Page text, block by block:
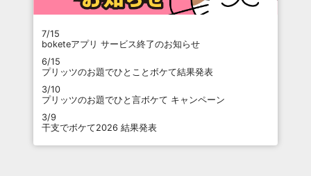
7/15
boketeアプリ サービス終了のお知らせ
6/15
プリッツのお題でひとことボケて結果発表
3/10
プリッツのお題でひと言ボケて キャンペーン
3/9
干支でボケて2026 結果発表